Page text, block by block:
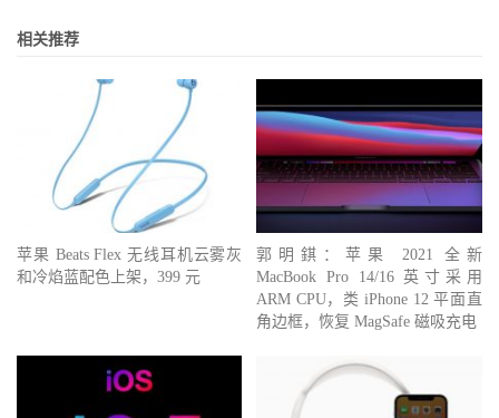
相关推荐
苹果 Beats Flex 无线耳机云雾灰
和冷焰蓝配色上架，399 元
郭明錤：苹果 2021 全新
MacBook Pro 14/16 英寸采用
ARM CPU，类 iPhone 12 平面直
角边框，恢复 MagSafe 磁吸充电